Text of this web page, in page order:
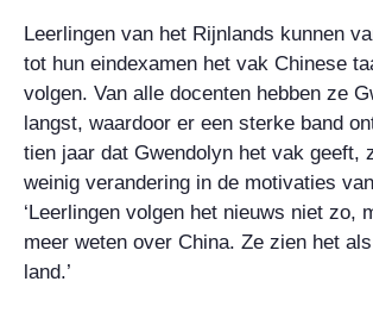
Leerlingen van het Rijnlands kunnen
tot hun eindexamen het vak Chinese
volgen. Van alle docenten hebben ze
langst, waardoor er een sterke band
tien jaar dat Gwendolyn het vak geeft,
weinig verandering in de motivaties
‘Leerlingen volgen het nieuws niet zo,
meer weten over China. Ze zien het
land.’